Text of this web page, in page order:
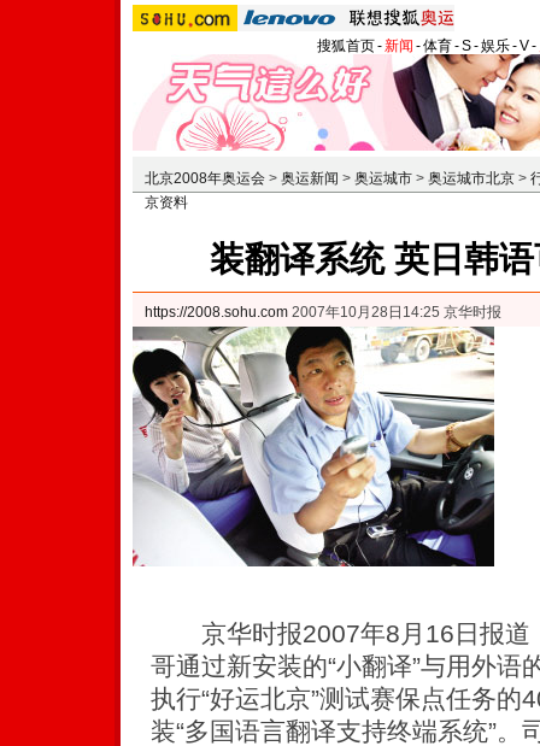
搜狐首页-新闻 -体育-S-娱乐-V-
北京2008年奥运会 > 奥运新闻 > 奥运城市 > 奥运城市北京 >
京资料
装翻译系统 英日韩
https://2008.sohu.com 2007年10月28日14:25 京华时报
京华时报2007年8月16日报道
哥通过新安装的“小翻译”与用外语
执行“好运北京”测试赛保点任务的
装“多国语言翻译支持终端系统”。